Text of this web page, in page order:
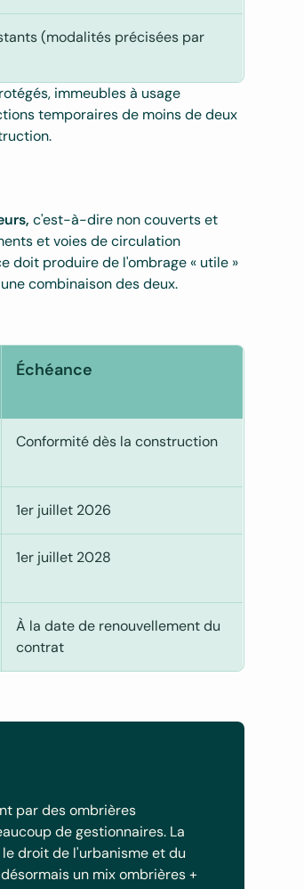
(modalités précisées par
immeubles à usage
temporaires de moins de deux
c'est-à-dire non couverts et
et voies de circulation
doit produire de l'ombrage « utile »
combinaison des deux.
Échéance
Conformité dès la construction
1er juillet 2026
1er juillet 2028
À la date de renouvellement du
contrat
par des ombrières
de gestionnaires. La
droit de l'urbanisme et du
un mix ombrières +